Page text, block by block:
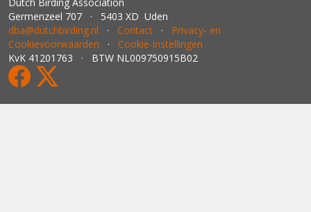
Germenzeel 707 · 5403 XD Uden
dba@dutchbirding.nl · Contact · Privacy- en
Cookievoorwaarden · Cookie-instellingen
KvK 41201763 · BTW NL009750915B02